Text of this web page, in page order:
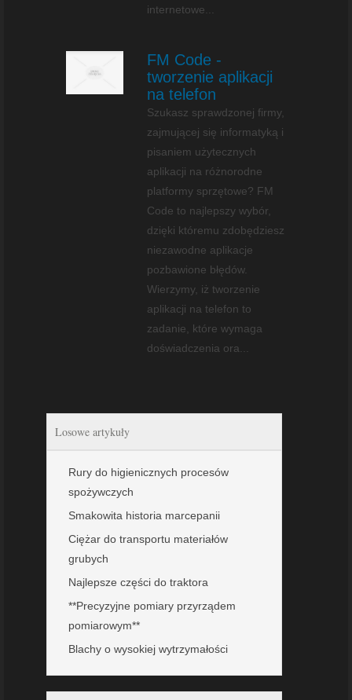
internetowe...
FM Code -
tworzenie aplikacji
na telefon
Szukasz sprawdzonej firmy,
zajmującej się informatyką i
pisaniem użytecznych
aplikacji na różnorodne
platformy sprzętowe? FM
Code to najlepszy wybór,
dzięki któremu zdobędziesz
niezawodne aplikacje
pozbawione błędów.
Wierzymy, iż tworzenie
aplikacji na telefon to
zadanie, które wymaga
doświadczenia ora...
Losowe artykuły
Rury do higienicznych procesów
spożywczych
Smakowita historia marcepanii
Ciężar do transportu materiałów
grubych
Najlepsze części do traktora
**Precyzyjne pomiary przyrządem
pomiarowym**
Blachy o wysokiej wytrzymałości